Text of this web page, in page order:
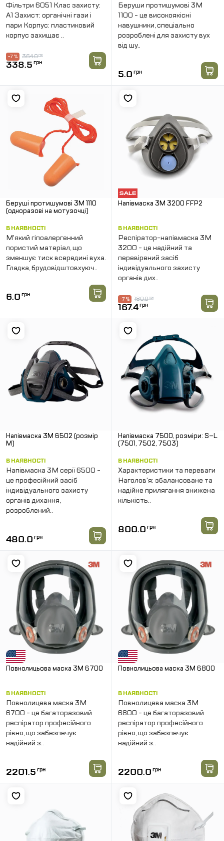
Фільтри 6051 Клас захисту:
A1 Захист: органічні гази і
пари Корпус: пластиковий
корпус захищає ..
364.0грн
-7 %
338.5 грн
Беруши протишумові 3M
1100 - це високоякісні
навушники, спеціально
розроблені для захисту вух
від шу..
5.0 грн
Беруші протишумові 3M 1110
(одноразові на мотузочці)
В НАЯВНОСТІ
М'який гіпоалергенний
пористий матеріал, що
зменшує тиск всередині вуха.
Гладка, брудовідштовхуюч..
6.0 грн
Напівмаска 3М 3200 FFP2
В НАЯВНОСТІ
Респіратор-напівмаска 3M
3200 - це надійний та
перевірений засіб
індивідуального захисту
органів дих..
180.0грн
-7 %
167.4грн
Напівмаска 3М 6502 (розмір
М)
В НАЯВНОСТІ
Напівмаска 3M серії 6500 -
це професійний засіб
індивідуального захисту
органів дихання,
розроблений..
480.0 грн
Напівмаска 7500, розміри: S–L
(7501, 7502, 7503)
В НАЯВНОСТІ
Характеристики та переваги
Наголов'я: збалансоване та
надійне прилягання знижена
кількість..
800.0 грн
Повнолицьова маска 3М 6700
В НАЯВНОСТІ
Повнолицева маска 3M
6700 - це багаторазовий
респіратор професійного
рівня, що забезпечує
надійний з..
2201.5 грн
Повнолицьова маска 3М 6800
В НАЯВНОСТІ
Повнолицева маска 3M
6800 - це багаторазовий
респіратор професійного
рівня, що забезпечує
надійний з..
2200.0 грн